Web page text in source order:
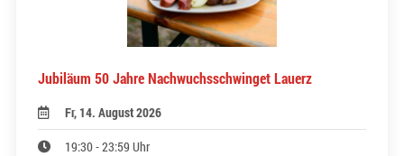
Jubiläum 50 Jahre Nachwuchsschwinget Lauerz
Fr, 14. August 2026
19:30 - 23:59 Uhr